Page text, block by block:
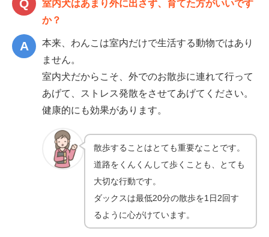
室内犬はあまり外に出さず、育てた方がいいです
か？
本来、わんこは室内だけで生活する動物ではあり
ません。
室内犬だからこそ、外でのお散歩に連れて行って
あげて、ストレス発散をさせてあげてください。
健康的にも効果があります。
散歩することはとても重要なことです。
道路をくんくんして歩くことも、とても
大切な行動です。
ダックスは最低20分の散歩を1日2回す
るように心がけています。